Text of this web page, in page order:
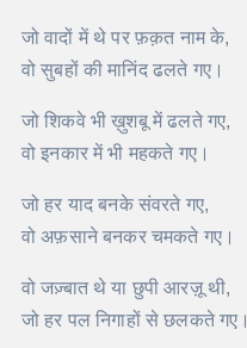
जो वादों में थे पर फ़क़त नाम के,
वो सुबहों की मानिंद ढलते गए।
जो शिकवे भी ख़ुशबू में ढलते गए,
वो इनकार में भी महकते गए।
जो हर याद बनके संवरते गए,
वो अफ़साने बनकर चमकते गए।
वो जज़्बात थे या छुपी आरज़ू थी,
जो हर पल निगाहों से छलकते गए।